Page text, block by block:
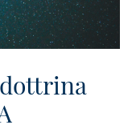
dottrina